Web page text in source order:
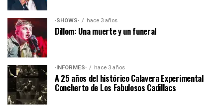
·SHOWS· hace 3 años
Dillom: Una muerte y un funeral
·INFORMES· hace 3 años
A 25 años del histórico Calavera Experimental
Concherto de Los Fabulosos Cadillacs